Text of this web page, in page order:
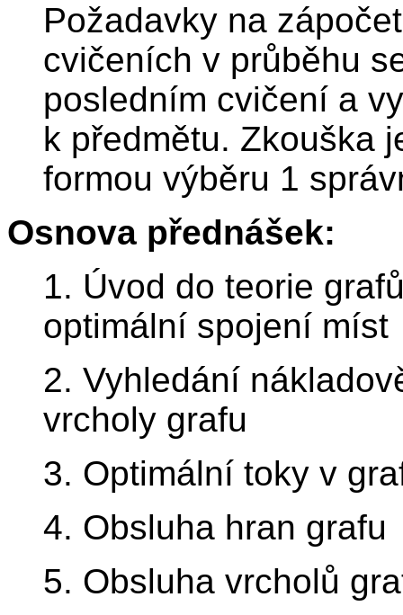
Požadavky na
cvičeních v průběhu
posledním cvičení a
k předmětu. Zkouška
formou výběru 1
Osnova přednášek:
1. Úvod do teorie
optimální spojení míst
2. Vyhledání
vrcholy grafu
3. Optimální toky v
4. Obsluha hran grafu
5. Obsluha vrcholů